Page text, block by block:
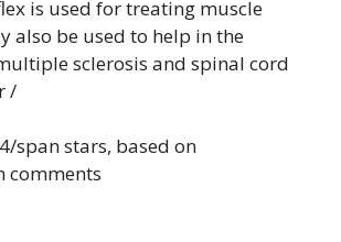
is used for treating muscle
also be used to help in the
sclerosis and spinal cord
/
span stars, based on
comments